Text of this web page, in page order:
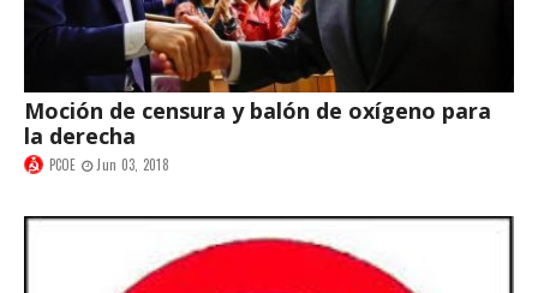
Moción de censura y balón de oxígeno para
la derecha
PCOE Jun 03, 2018